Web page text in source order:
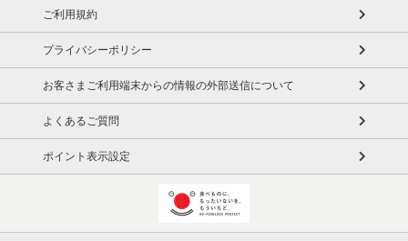
ご利用規約
プライバシーポリシー
お客さまご利用端末からの情報の外部送信について
よくあるご質問
ポイント表示設定